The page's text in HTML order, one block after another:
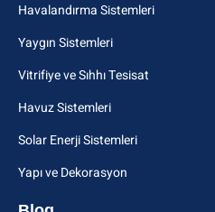
Havalandırma Sistemleri
Yaygın Sistemleri
Vitrifiye ve Sıhhı Tesisat
Havuz Sistemleri
Solar Enerji Sistemleri
Yapı ve Dekorasyon